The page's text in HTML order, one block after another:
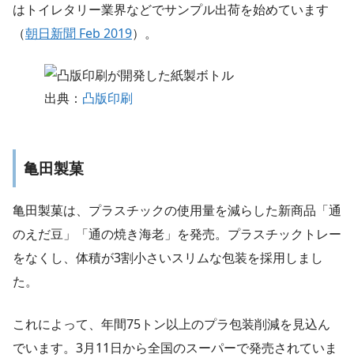
はトイレタリー業界などでサンプル出荷を始めています
（朝日新聞 Feb 2019）。
出典： 凸版印刷
亀田製菓
亀田製菓は、プラスチックの使用量を減らした新商品「通
のえだ豆」「通の焼き海老」を発売。プラスチックトレー
をなくし、体積が3割小さいスリムな包装を採用しまし
た。
これによって、年間75トン以上のプラ包装削減を見込ん
でいます。3月11日から全国のスーパーで発売されていま